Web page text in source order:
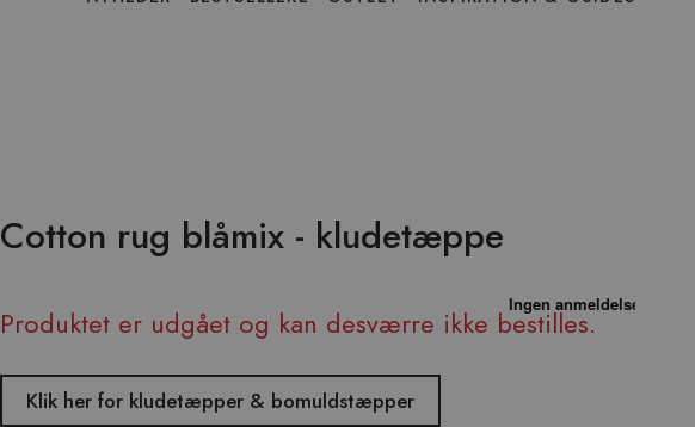
Cotton rug blåmix - kludetæppe
Produktet er udgået og kan desværre ikke bestilles.
Klik her for kludetæpper & bomuldstæpper